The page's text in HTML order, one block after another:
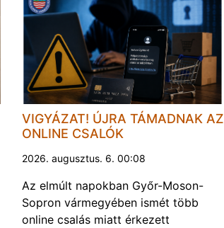
VIGYÁZAT! ÚJRA TÁMADNAK AZ
ONLINE CSALÓK
2026. augusztus. 6. 00:08
Az elmúlt napokban Győr-Moson-
Sopron vármegyében ismét több
online csalás miatt érkezett